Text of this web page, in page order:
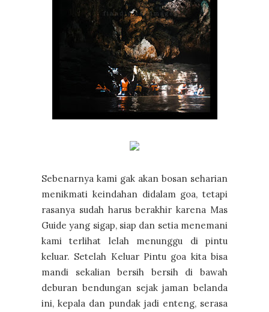
Sebenarnya kami gak akan bosan seharian
menikmati keindahan didalam goa, tetapi
rasanya sudah harus berakhir karena Mas
Guide yang sigap, siap dan setia menemani
kami terlihat lelah menunggu di pintu
keluar. Setelah Keluar Pintu goa kita bisa
mandi sekalian bersih bersih di bawah
deburan bendungan sejak jaman belanda
ini, kepala dan pundak jadi enteng, serasa